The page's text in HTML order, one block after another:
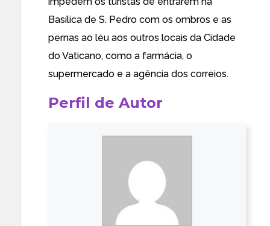
Basílica de S. Pedro com os ombros e as
pernas ao léu aos outros locais da Cidade
do Vaticano, como a farmácia, o
supermercado e a agência dos correios.
Perfil de Autor